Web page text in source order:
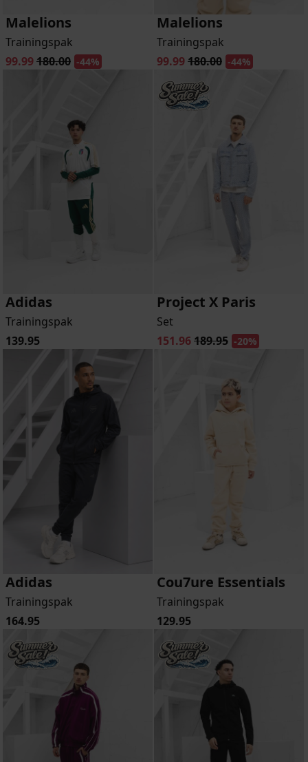
Malelions
Trainingspak
99.99180.00 -44%
Malelions
Trainingspak
99.99180.00 -44%
Adidas
Trainingspak
139.95
Project X Paris
Set
151.96189.95 -20%
Adidas
Trainingspak
164.95
Cou7ure Essentials
Trainingspak
129.95